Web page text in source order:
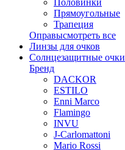
Прямоугольные
Трапеция
Оправысмотреть все
Линзы для очков
Солнцезащитные очки
Бренд
DACKOR
ESTILO
Enni Marco
Flamingo
INVU
J-Carlomattoni
Mario Rossi